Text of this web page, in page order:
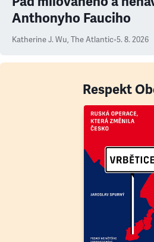
Anthonyho Fauciho
Katherine J. Wu, The Atlantic•5. 8. 2026
Respekt